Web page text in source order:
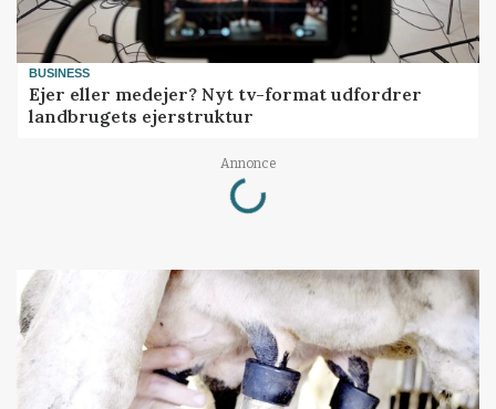
BUSINESS
Ejer eller medejer? Nyt tv-format udfordrer
landbrugets ejerstruktur
Annonce
Loading...